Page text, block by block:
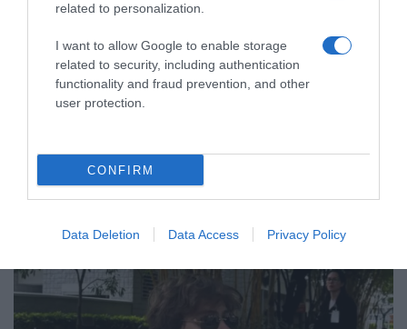
related to personalization.
I want to allow Google to enable storage
related to security, including authentication
functionality and fraud prevention, and other
user protection.
CONFIRM
Data Deletion Data Access Privacy Policy
LIFESTYLE